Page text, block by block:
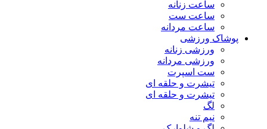
ساعت زنانه
ساعت ست
ساعت مردانه
پوشاک ورزشی
ورزشی زنانه
ورزشی مردانه
ست اسپرت
تیشرت و حلقه ای
تیشرت و حلقه ای
لگ
نیم تنه